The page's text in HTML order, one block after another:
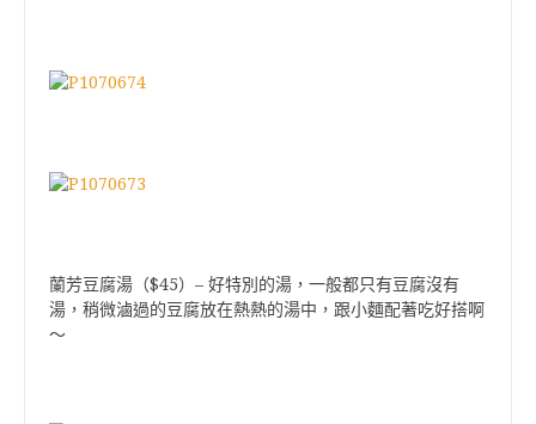
蘭芳豆腐湯（$45） – 好特別的湯，一般都只有豆腐沒有
湯，稍微滷過的豆腐放在熱熱的湯中，跟小麵配著吃好搭啊
～